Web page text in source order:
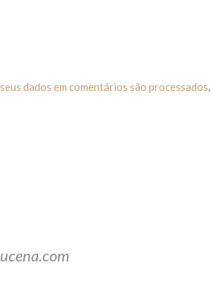
dados em comentários são processados.